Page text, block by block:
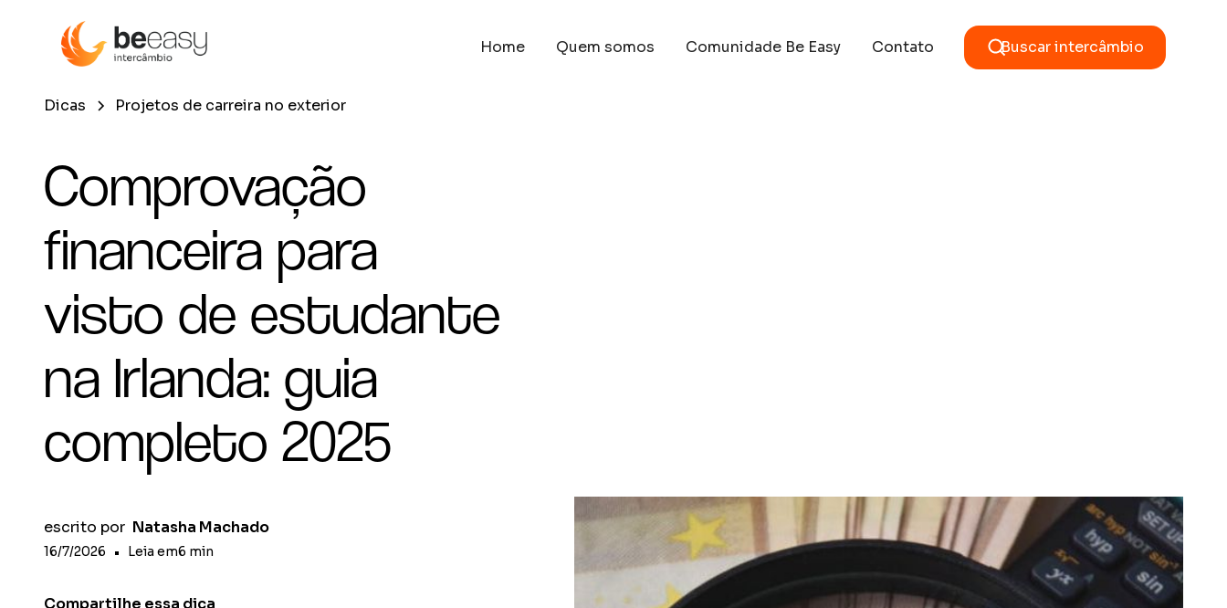
Home Quem somos Comunidade Be Easy Contato Buscar intercâmbio
Dicas Projetos de carreira no exterior
Comprovação
financeira para
visto de estudante
na Irlanda: guia
completo 2025
escrito por Natasha Machado
16/7/2026 • Leia em6 min
Compartilhe essa dica